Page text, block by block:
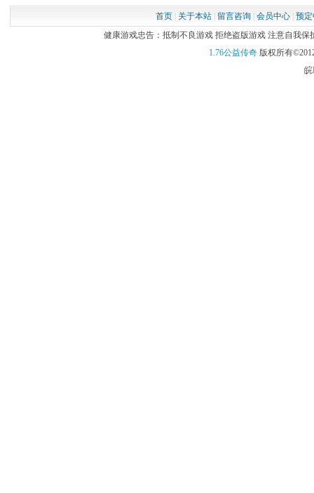
首页| 关于本站| 留言咨询 会员中心| 预
健康游戏忠告：抵制不良游戏 拒绝盗版游戏 注意自我保
1.76公益传奇版权所有
皖